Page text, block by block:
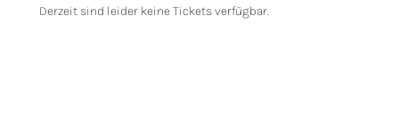
Derzeit sind leider keine Tickets verfügbar.